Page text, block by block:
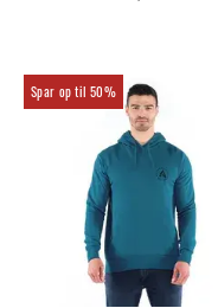
50%